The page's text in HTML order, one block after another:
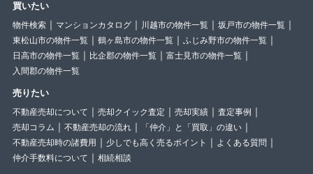
買いたい
物件検索 マンションカタログ 川越市の物件一覧
坂戸市の物件一覧
東松山市の物件一覧
鶴ヶ島市の物件一覧
ふじみ野市の物件一覧
日高市の物件一覧
比企郡の物件一覧
富士見市の物件一覧
入間郡の物件一覧
売りたい
不動産売却について 売却クイック査定 売却実績
査定事例
売却コラム
不動産売却の流れ
「仲介」と「買取」の違い
不動産売却時の諸費用
少しでも高く売るポイント
よくある質問
仲介手数料について
相続相談